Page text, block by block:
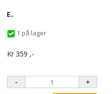
E..
1 på lager
Kr359 ,-